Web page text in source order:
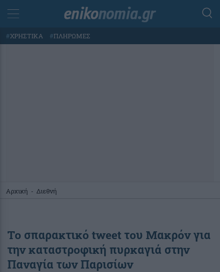
#ΧΡΗΣΤΙΚΑ #ΠΛΗΡΩΜΕΣ
Αρχική - Διεθνή
Το σπαρακτικό tweet του Μακρόν για
την καταστροφική πυρκαγιά στην
Παναγία των Παρισίων